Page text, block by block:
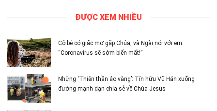
ĐƯỢC XEM NHIỀU
Cô bé có giấc mơ gặp Chúa, và Ngài nói với em:
“Coronavirus sẽ sớm biến mất!”
Những ‘Thiên thần áo vàng’: Tín hữu Vũ Hán xuống
đường mạnh dạn chia sẻ về Chúa Jesus